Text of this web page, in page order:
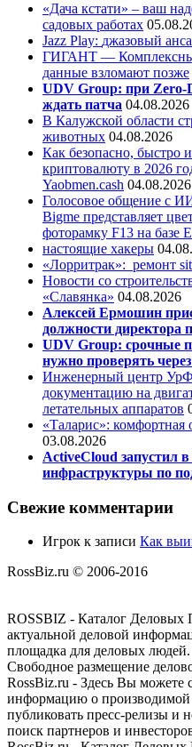
«Дача кстати» – ваш
садовых работах
Jazz Play: джазовый
ГИГАНТ —
данные взломают позже
UDV Group: при Zero-
ждать патча 04.08.2026
В Калужской области
животных 04.08.2026
Как безопасно, быстро
криптовалюту в 2026
Yaobmen.cash 04.08.2026
Голосовое общение с
Bigme представляет
фоторамку F13 на базе
настоящие хакеры
«Лорритрак»: ремонт
Новости со
«Славянка» 04.08.2026
Алексей Ермошин
должности директора
UDV Group: срочные
нужно проверять
Инженерный центр
документацию на
летательных аппаратов
«Таларис»: комфортная
03.08.2026
ActiveCloud запустил
инфраструктуры по
Свежие комментарии
Игрок к записи Как
RossBiz.ru © 2006-2016
ROSSBIZ - Каталог Деловых
актуальной деловой
площадка для деловых людей.
Свободное размещение
RossBiz.ru - Здесь Вы можете
информацию о производимой
публиковать пресс-релизы и
поиск партнеров и